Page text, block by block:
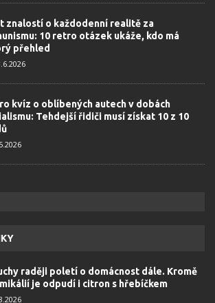
znalostí o každodenní realitě za
10 retro otázek ukáže, kdo má
přehled
kvíz o oblíbených autech v dobách
Tehdejší řidiči musí získat 10 z 10
raději poletí o domácnost dále. Kromě
je odpudí i citron s hřebíčkem